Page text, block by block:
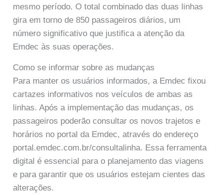
mesmo período. O total combinado das duas linhas
gira em torno de 850 passageiros diários, um
número significativo que justifica a atenção da
Emdec às suas operações.
Como se informar sobre as mudanças
Para manter os usuários informados, a Emdec fixou
cartazes informativos nos veículos de ambas as
linhas. Após a implementação das mudanças, os
passageiros poderão consultar os novos trajetos e
horários no portal da Emdec, através do endereço
portal.emdec.com.br/consultalinha. Essa ferramenta
digital é essencial para o planejamento das viagens
e para garantir que os usuários estejam cientes das
alterações.